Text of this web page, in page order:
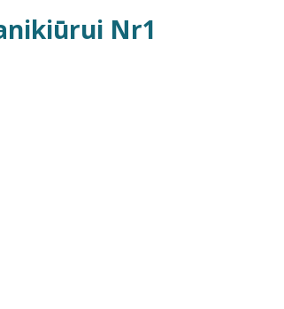
Nr1